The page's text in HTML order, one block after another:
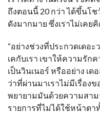
ถึงตอนนี้ 20 กว่า ได้ขึ้นโ
ดังมากมาย ซึ่งเราไม่เค
“อย่างช่วงที่ประกวดเดอ
เคกับเรา เขาให้ความรัก
เป็นวินเนอร์ หรืออย่าง เด
ว่าที่ผ่านมาเราไม่มีเรื่องข
พยายามมันด้วยความสาม
รายการที่ไม่ได้ใช้หน้าตา